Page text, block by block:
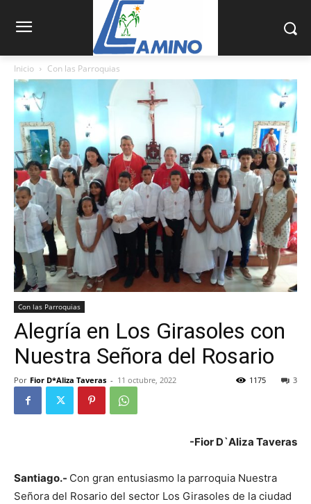
Inicio Con las Parroquias
Con las Parroquias
Alegría en Los Girasoles con
Nuestra Señora del Rosario
Por Fior D*Aliza Taveras - 11 octubre, 2022 3
1175
-Fior D`Aliza Taveras
Santiago.- Con gran entusiasmo la parroquia Nuestra
Señora del Rosario del sector Los Girasoles de la ciudad